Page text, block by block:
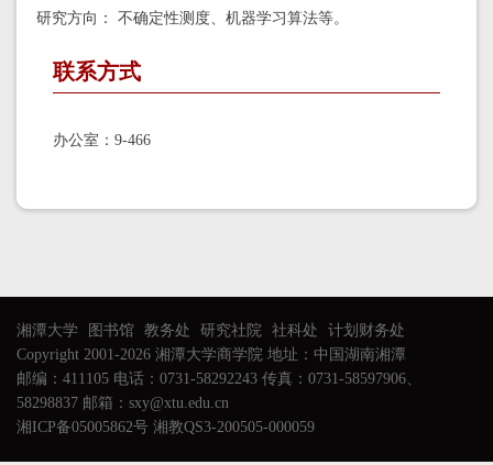
研究方向： 不确定性测度、机器学习算法等。
联系方式
办公室：9-466
湘潭大学 图书馆 教务处 研究社院 社科处
计划财务处
Copyright 2001-2026 湘潭大学商学院 地址：中国湖南湘潭
邮编：411105 电话：0731-58292243 传真：0731-58597906、
58298837 邮箱：sxy@xtu.edu.cn
湘ICP备05005862号 湘教QS3-200505-000059